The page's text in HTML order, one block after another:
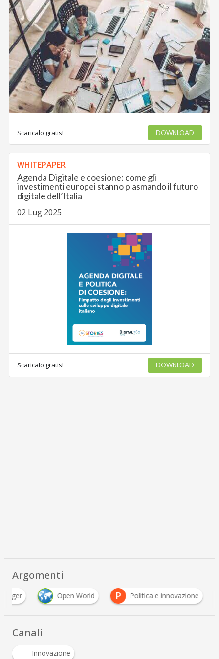
Scaricalo gratis! DOWNLOAD
WHITEPAPER
Agenda Digitale e coesione: come gli
investimenti europei stanno plasmando il futuro
digitale dell’Italia
02 Lug 2025
Scaricalo gratis! DOWNLOAD
Argomenti
Open World P Politica e innovazione
Canali
Innovazione